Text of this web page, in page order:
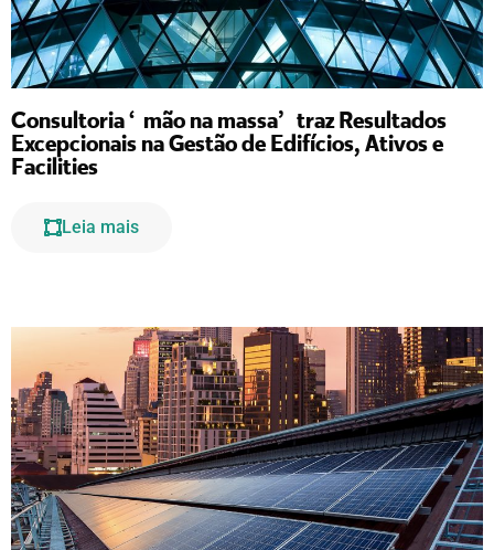
Consultoria “mão na massa” traz Resultados
Excepcionais na Gestão de Edifícios, Ativos e
Facilities
Leia mais